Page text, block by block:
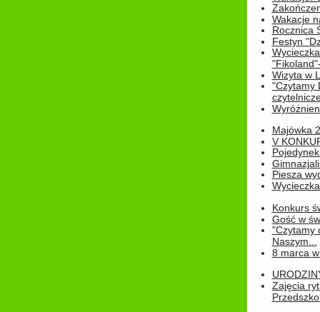
Wakacje
Rocznica
Festyn
Wizyta w
"Czytamy
Majówka
V
Piesza
Konkurs
Gość w
"Czytamy
Naszym...
8 marca
Zajęcia